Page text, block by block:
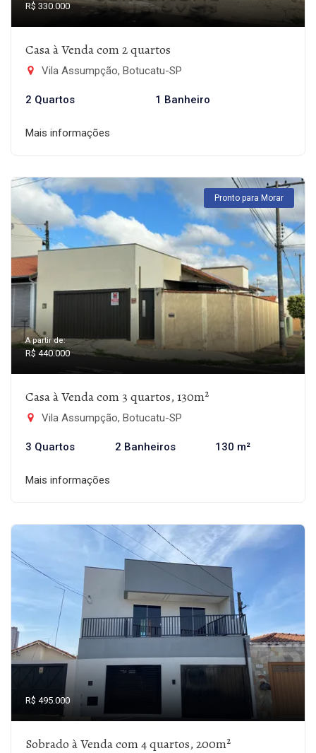
R$ 330.000
Casa à Venda com 2 quartos
Vila Assumpção, Botucatu-SP
2 Quartos 1 Banheiro
Mais informações
Pronto para Morar
A partir de:
R$ 440.000
Casa à Venda com 3 quartos, 130m²
Vila Assumpção, Botucatu-SP
3 Quartos 2 Banheiros 130 m²
Mais informações
R$ 495.000
Sobrado à Venda com 4 quartos, 200m²